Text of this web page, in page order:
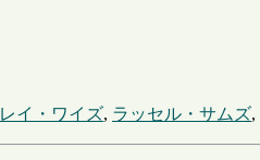
レイ・ワイズ, ラッセル・サムズ,